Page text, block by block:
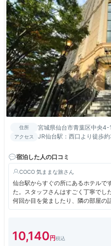
住所 宮城県仙台市青葉区中央
アクセス
JR仙台駅：西口より徒歩
宿泊した人の口コミ
COCO 気ままな旅
仙台駅からすぐの所にあるホテルで
た。スタッフさんはすごく丁寧でし
何回か目を覚ましたり、隣の部屋の
でした。
10,140